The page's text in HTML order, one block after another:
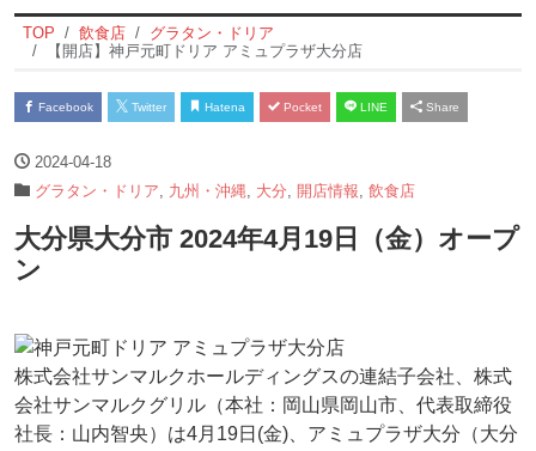
TOP 飲食店
グラタン・ドリア
【開店】神戸元町ドリア アミュプラザ大分店
Facebook Twitter Hatena Pocket LINE Share
2024-04-18
グラタン・ドリア
九州・沖縄 大分 開店情報 飲食店
大分県大分市 2024年4月19日（金）オープ
ン
株式会社サンマルクホールディングスの連結子会社、株式
会社サンマルクグリル（本社：岡山県岡山市、代表取締役
社長：山内智央）は4月19日(金)、アミュプラザ大分（大分